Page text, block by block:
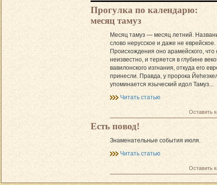
Прогулка по календарю:
месяц тамуз
Месяц тамуз — месяц летний.
слово нерусское и даже не еврейское.
Происхождения оно арамейского,
неизвестно, и теряется в глубине
вавилонского изгнания, откуда его
принесли. Правда, у пророка
упоминается языческий идол Тамуз...
Читать статью
Оставить
Есть повод!
Знаменательные события июля.
Читать статью
Оставить